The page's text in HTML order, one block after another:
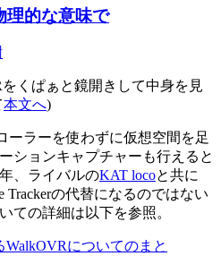
理的な意味で
くぱぁと鏡開きして中身を見
本文へ)
ーラーを使わずに仮想空間を足
ションキャプチャーも行えると
、ライバルのKAT locoと共に
Trackerの代替になるのではない
ての詳細は以下を参照。
についてのまと